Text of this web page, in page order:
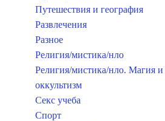
Путешествия и география
Развлечения
Разное
Религия/мистика/нло
Религия/мистика/нло. Магия и
оккультизм
Секс учеба
Спорт